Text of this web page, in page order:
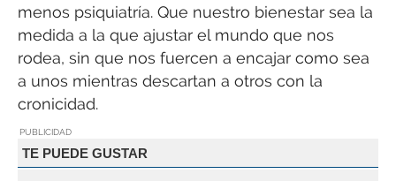
menos psiquiatría. Que nuestro bienestar sea la
medida a la que ajustar el mundo que nos
rodea, sin que nos fuercen a encajar como sea
a unos mientras descartan a otros con la
cronicidad.
PUBLICIDAD
TE PUEDE GUSTAR